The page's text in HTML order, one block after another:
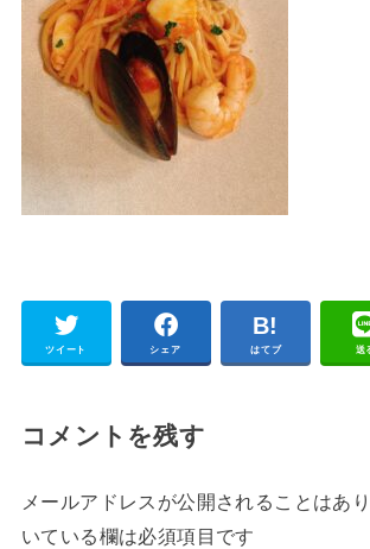
ツイート シェア はてブ 送
コメントを残す
メールアドレスが公開されることはあり
いている欄は必須項目です